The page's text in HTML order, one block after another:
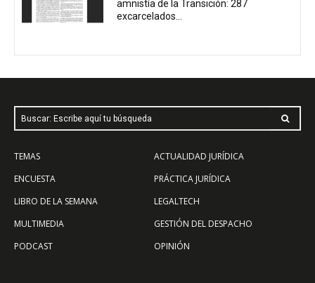
amnistía de la Transición: 287
excarcelados...
Buscar: Escribe aquí tu búsqueda
TEMAS
ENCUESTA
LIBRO DE LA SEMANA
MULTIMEDIA
PODCAST
ACTUALIDAD JURÍDICA
PRÁCTICA JURÍDICA
LEGALTECH
GESTIÓN DEL DESPACHO
OPINIÓN